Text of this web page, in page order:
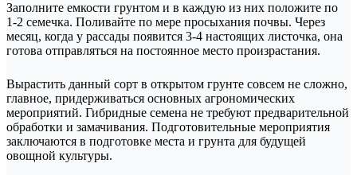
Заполните емкости грунтом и в каждую из них положите по
1-2 семечка. Поливайте по мере просыхания почвы. Через
месяц, когда у рассады появится 3-4 настоящих листочка, она
готова отправляться на постоянное место произрастания.
Вырастить данный сорт в открытом грунте совсем не сложно,
главное, придерживаться основных агрономических
мероприятий. Гибридные семена не требуют предварительной
обработки и замачивания. Подготовительные мероприятия
заключаются в подготовке места и грунта для будущей
овощной культуры.